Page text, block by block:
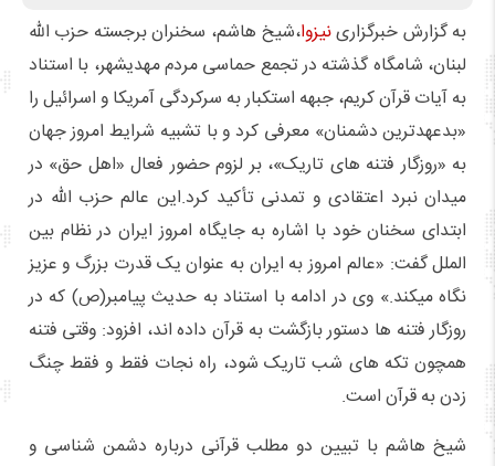
به گزارش خبرگزارینیزوا،شیخ هاشم، سخنران برجسته حزب الله
لبنان، شامگاه گذشته در تجمع حماسی مردم مهدیشهر، با استناد
به آیات قرآن کریم، جبهه استکبار به سرکردگی آمریکا و اسرائیل را
«بدعهدترین دشمنان» معرفی کرد و با تشبیه شرایط امروز جهان
به «روزگار فتنه های تاریک»، بر لزوم حضور فعال «اهل حق» در
میدان نبرد اعتقادی و تمدنی تأکید کرد.این عالم حزب الله در
ابتدای سخنان خود با اشاره به جایگاه امروز ایران در نظام بین
الملل گفت: «عالم امروز به ایران به عنوان یک قدرت بزرگ و عزیز
نگاه میکند.» وی در ادامه با استناد به حدیث پیامبر(ص) که در
روزگار فتنه ها دستور بازگشت به قرآن داده اند، افزود: وقتی فتنه
همچون تکه های شب تاریک شود، راه نجات فقط و فقط چنگ
زدن به قرآن است.
شیخ هاشم با تبیین دو مطلب قرآنی درباره دشمن شناسی و